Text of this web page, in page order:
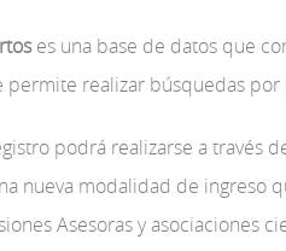
es una base de datos que
realizar búsquedas
podrá realizarse a
nueva modalidad de ingreso
Asesoras y asociaciones